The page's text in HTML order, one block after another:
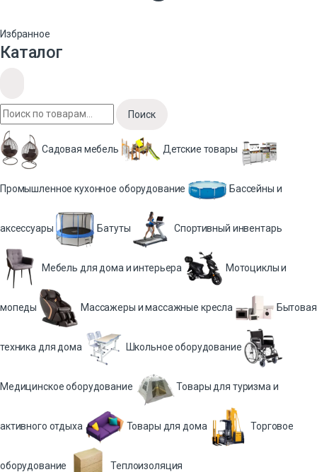
Избранное
Каталог
Поиск
Садовая мебель Детские товары
Промышленное кухонное оборудование Бассейны и
аксессуары Батуты Спортивный инвентарь
Мебель для дома и интерьера Мотоциклы и
мопеды Массажеры и массажные кресла Бытовая
техника для дома Школьное оборудование
Медицинское оборудование Товары для туризма и
активного отдыха Товары для дома Торговое
оборудование Теплоизоляция